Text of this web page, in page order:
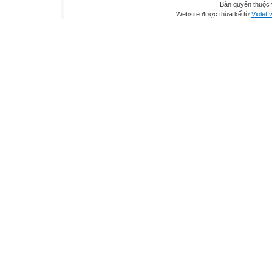
Bản quyền
Website được thừa kế từ